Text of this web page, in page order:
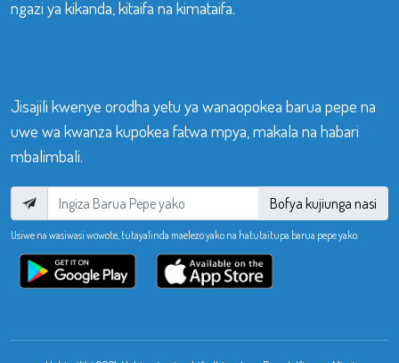
ngazi ya kikanda, kitaifa na kimataifa.
Jisajili kwenye orodha yetu ya wanaopokea barua pepe na
uwe wa kwanza kupokea fatwa mpya, makala na habari
mbalimbali.
Bofya kujiunga nasi
Usiwe na wasiwasi wowote, tutayalinda maelezo yako na hatutaitupa barua pepe yako.